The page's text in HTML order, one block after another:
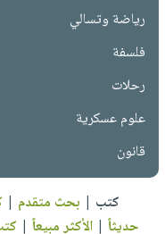
رياضة وتسالي
فلسفة
رحلات
علوم عسكرية
قانون
كتب | بحث متقدم |
حديثاً |الأكثر مبيعاً |